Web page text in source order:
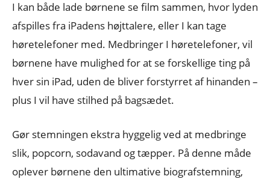
I kan både lade børnene se film sammen, hvor lyden
afspilles fra iPadens højttalere, eller I kan tage
høretelefoner med. Medbringer I høretelefoner, vil
børnene have mulighed for at se forskellige ting på
hver sin iPad, uden de bliver forstyrret af hinanden –
plus I vil have stilhed på bagsædet.
Gør stemningen ekstra hyggelig ved at medbringe
slik, popcorn, sodavand og tæpper. På denne måde
oplever børnene den ultimative biografstemning,